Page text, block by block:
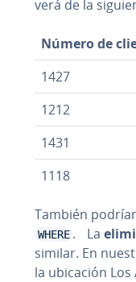
verá de la
Número de
1427
1212
1431
1118
También
WHERE . La
similar. En
la ubicación Los